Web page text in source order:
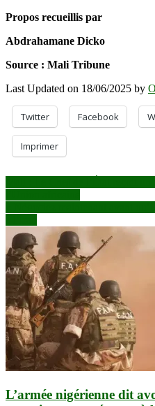
Propos recueillis par
Abdrahamane Dicko
Source : Mali Tribune
Last Updated on 18/06/2025 by
Twitter Facebook
Imprimer
Navigation
de
l’article
L’armée nigérienne dit